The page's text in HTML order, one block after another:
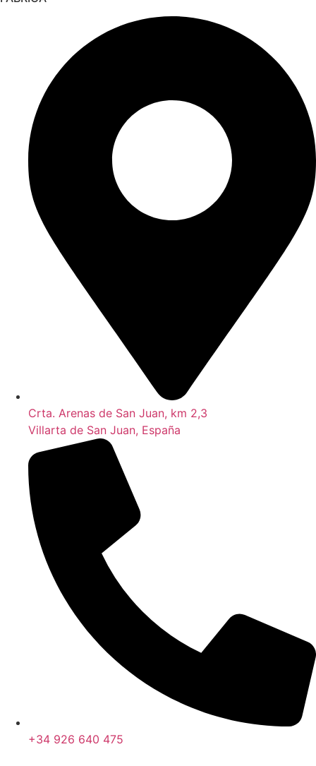
Crta. Arenas de San Juan, km 2,3
Villarta de San Juan, España
+34 926 640 475